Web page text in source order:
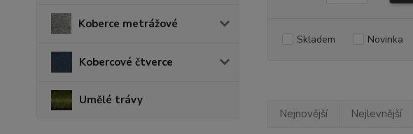
Koberce metrážové
Kobercové čtverce
Umělé trávy
Skladem Novinka
Nejnovější Nejlevnější